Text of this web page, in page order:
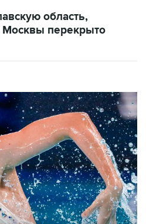
область,
Москвы перекрыто